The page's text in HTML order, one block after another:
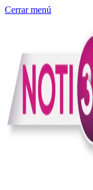
Cerrar menú